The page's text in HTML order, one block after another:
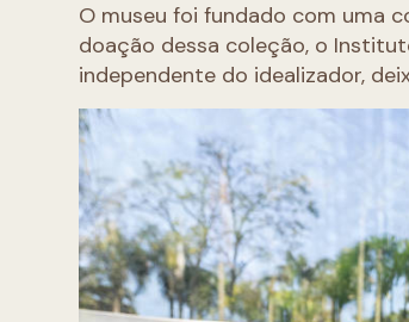
O museu foi fundado com uma
doação dessa coleção, o
independente do idealizador,